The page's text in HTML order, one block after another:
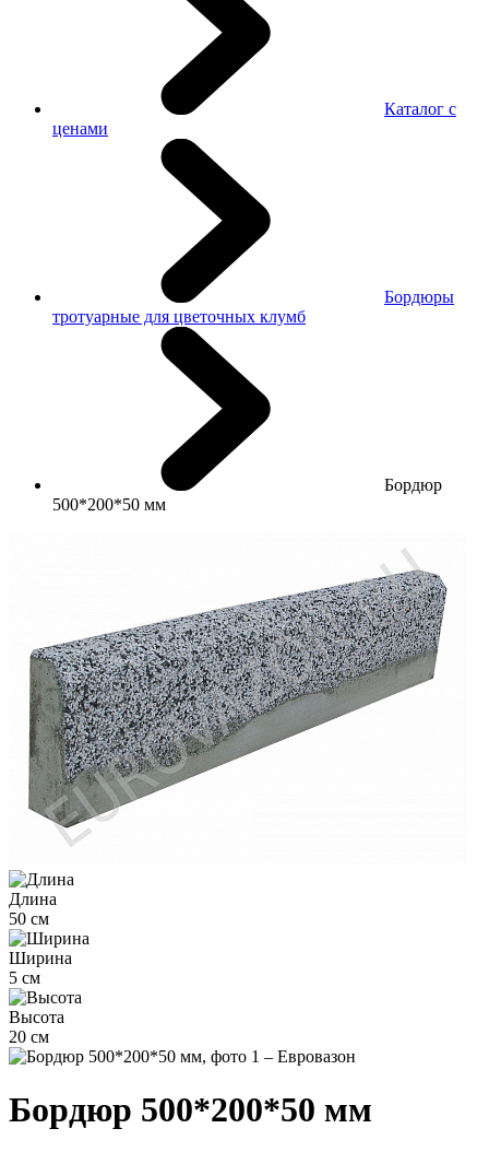
Каталог с
ценами
Бордюры
тротуарные для цветочных клумб
Бордюр
500*200*50 мм
Длина
50 см
Ширина
5 см
Высота
20 см
Бордюр 500*200*50 мм